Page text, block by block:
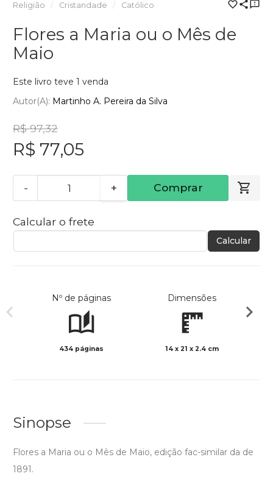
Religião Cristandade Católico
Flores a Maria ou o Mês de
Maio
Este livro teve 1 venda
Autor(a): Martinho A. Pereira da Silva
R$ 97,32
R$ 77,05
- + Comprar
Calcular o frete
Calcular
Nº de páginas
434 páginas
Dimensões
14 x 21 x 2.4 cm
Sinopse
Flores a Maria ou o Mês de Maio, edição fac-similar da de
1891.